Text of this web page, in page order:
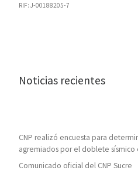
RIF: J-00188205-7
Noticias recientes
CNP realizó encuesta para
agremiados por el doblete sísmico
Comunicado oficial del CNP Sucre